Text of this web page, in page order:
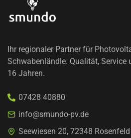
Ihr regionaler Partner für
Schwabenländle. Qualität, Service
16 Jahren.
07428 40880
info@smundo-pv.de
Seewiesen 20, 72348 Rosenfeld